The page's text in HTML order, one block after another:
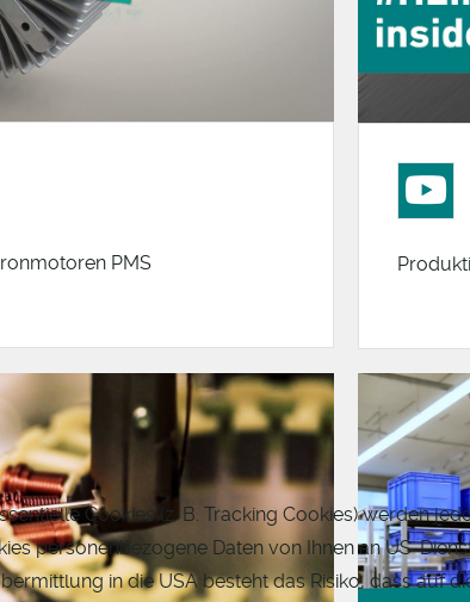
PMS
Cookies (z. B. Tracking Cookies) werden
personenbezogene Daten von Ihnen an US-
in die USA besteht das Risiko, dass auf